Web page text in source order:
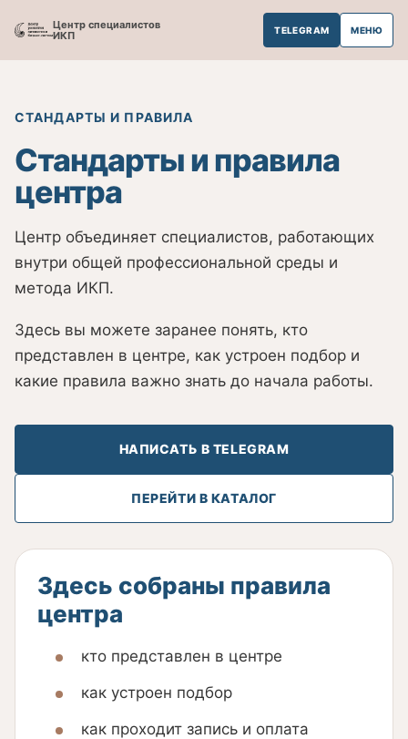
Центр специалистов
ИКП
TELEGRAM МЕНЮ
СТАНДАРТЫ И ПРАВИЛА
Стандарты и правила
центра
Центр объединяет специалистов, работающих
внутри общей профессиональной среды и
метода ИКП.
Здесь вы можете заранее понять, кто
представлен в центре, как устроен подбор и
какие правила важно знать до начала работы.
НАПИСАТЬ В TELEGRAM
ПЕРЕЙТИ В КАТАЛОГ
Здесь собраны правила
центра
кто представлен в центре
как устроен подбор
как проходит запись и оплата